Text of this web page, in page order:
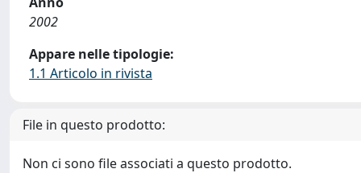
2002
Appare nelle tipologie:
1.1 Articolo in rivista
File in questo prodotto:
Non ci sono file associati a questo prodotto.